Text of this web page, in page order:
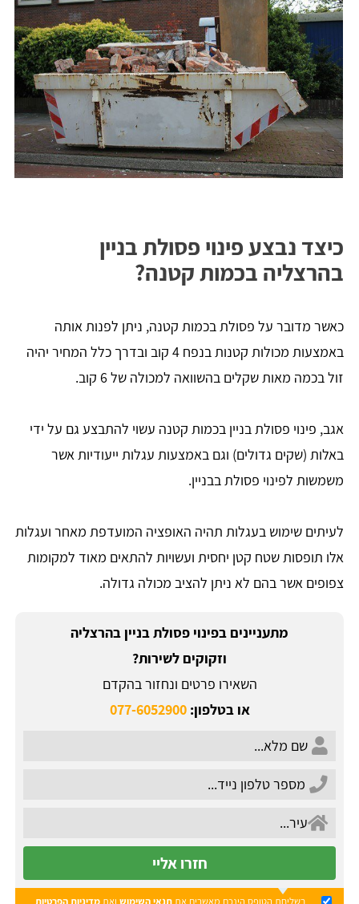
כיצד נבצע פינוי פסולת בניין
בהרצליה בכמות קטנה?
כאשר מדובר על פסולת בכמות קטנה, ניתן לפנות אותה
באמצעות מכולות קטנות בנפח 4 קוב ובדרך כלל המחיר יהיה
זול בכמה מאות שקלים בהשוואה למכולה של 6 קוב.
אגב, פינוי פסולת בניין בכמות קטנה עשוי להתבצע גם על ידי
באלות (שקים גדולים) וגם באמצעות עגלות ייעודיות אשר
משמשות לפינוי פסולת בבניין.
לעיתים שימוש בעגלות תהיה האופציה המועדפת מאחר ועגלות
אלו תופסות שטח קטן יחסית ועשויות להתאים מאוד למקומות
צפופים אשר בהם לא ניתן להציב מכולה גדולה.
מתעניינים בפינוי פסולת בניין בהרצליה
וזקוקים לשירות?
השאירו פרטים ונחזור בהקדם
או בטלפון:077-6052900
חזרו אליי